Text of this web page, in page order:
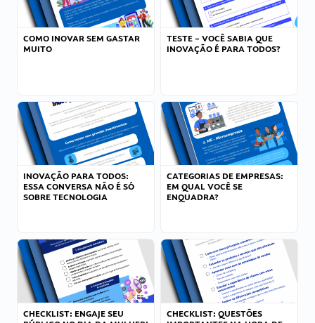
COMO INOVAR SEM GASTAR
MUITO
TESTE – VOCÊ SABIA QUE
INOVAÇÃO É PARA TODOS?
INOVAÇÃO PARA TODOS:
ESSA CONVERSA NÃO É SÓ
SOBRE TECNOLOGIA
CATEGORIAS DE EMPRESAS:
EM QUAL VOCÊ SE
ENQUADRA?
CHECKLIST: ENGAJE SEU
CHECKLIST: QUESTÕES